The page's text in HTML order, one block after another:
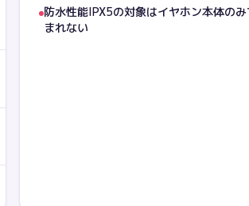
防水性能IPX5の対象はイヤホン本体の
まれない